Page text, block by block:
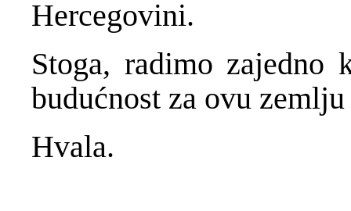
Hercegovini.
Stoga, radimo zajedno
budućnost za ovu
Hvala.